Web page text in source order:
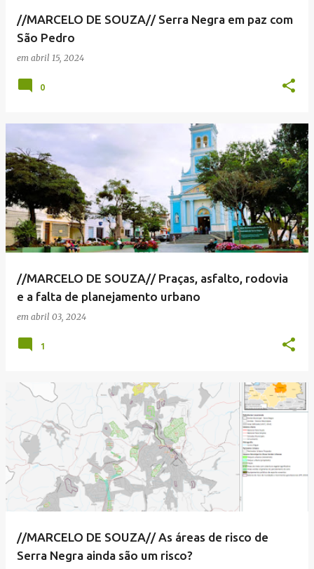
//MARCELO DE SOUZA// Serra Negra em paz com
São Pedro
em abril 15, 2024
0
//MARCELO DE SOUZA// Praças, asfalto, rodovia
e a falta de planejamento urbano
em abril 03, 2024
1
//MARCELO DE SOUZA// As áreas de risco de
Serra Negra ainda são um risco?